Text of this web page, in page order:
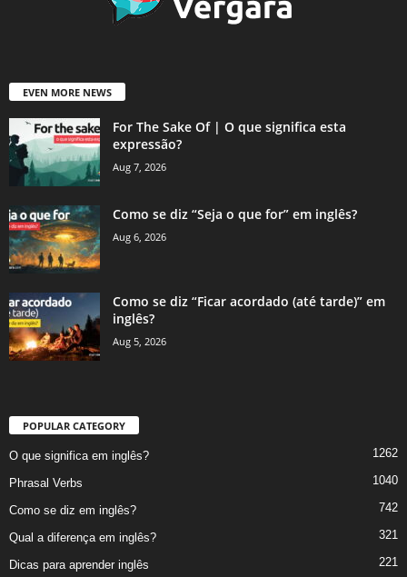
EVEN MORE NEWS
For The Sake Of | O que significa esta
expressão?
Aug 7, 2026
Como se diz “Seja o que for” em inglês?
Aug 6, 2026
Como se diz “Ficar acordado (até tarde)” em
inglês?
Aug 5, 2026
POPULAR CATEGORY
O que significa em inglês? 1262
Phrasal Verbs 1040
Como se diz em inglês? 742
Qual a diferença em inglês? 321
Dicas para aprender inglês 221